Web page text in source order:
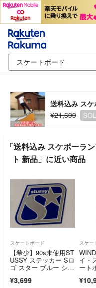
¥21,600
「送料込み スケボーラ
ト 新品」に近い商品
スケートボード
【希少】90s未使用ST
USSY ステッカー Sロ
ゴ スター ブルー シル
¥3,699
スケー
イ・
ート